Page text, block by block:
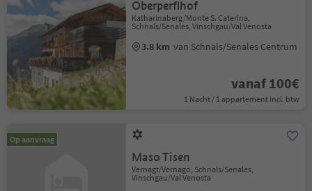
Oberperflhof
Katharinaberg/Monte S. Caterina,
Schnals/Senales, Vinschgau/Val Venosta
3.8 km van Schnals/Senales Centrum
vanaf 100€
1 Nacht / 1 appartement Incl. btw
Op aanvraag
Maso Tisen
Vernagt/Vernago, Schnals/Senales,
Vinschgau/Val Venosta